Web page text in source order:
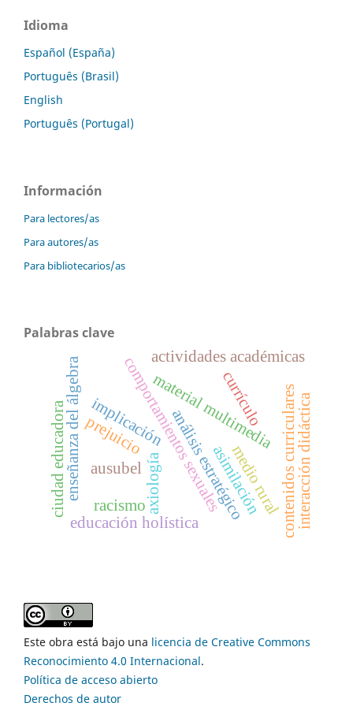
Idioma
Español (España)
Português (Brasil)
English
Português (Portugal)
Información
Para lectores/as
Para autores/as
Para bibliotecarios/as
Palabras clave
currículo
implicación
axiología
material multimedia
enseñanza del álgebra comportamientos sexuales
educación holísticaanálisis estratégico
actividades académicas
contenidos curriculares
asimilación
racismo
prejuicio interacción didáctica
ausubel medio rural
ciudad educadora
Este obra está bajo una licencia de Creative Commons
Reconocimiento 4.0 Internacional.
Política de acceso abierto
Derechos de autor